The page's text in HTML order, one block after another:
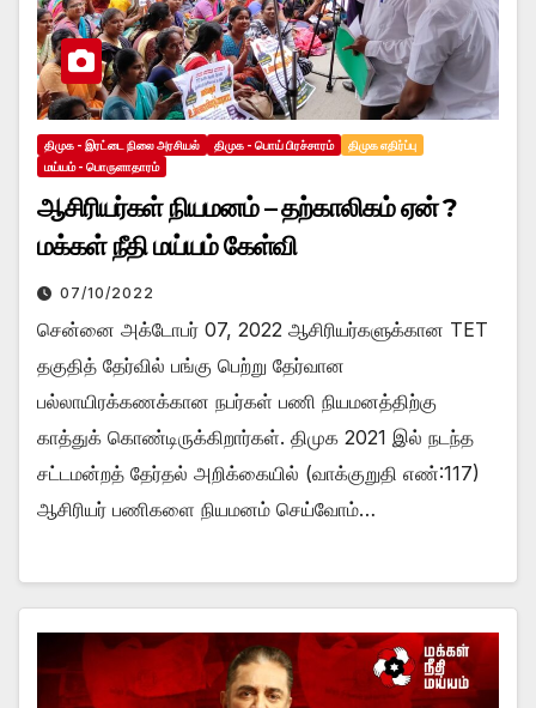
திமுக - இரட்டை நிலை அரசியல் திமுக - பொய் பிரச்சாரம்
திமுக எதிர்ப்பு
மய்யம் - பொருளாதாரம்
ஆசிரியர்கள் நியமனம் – தற்காலிகம் ஏன் ?
மக்கள் நீதி மய்யம் கேள்வி
07/10/2022
சென்னை அக்டோபர் 07, 2022 ஆசிரியர்களுக்கான TET
தகுதித் தேர்வில் பங்கு பெற்று தேர்வான
பல்லாயிரக்கணக்கான நபர்கள் பணி நியமனத்திற்கு
காத்துக் கொண்டிருக்கிறார்கள். திமுக 2021 இல் நடந்த
சட்டமன்றத் தேர்தல் அறிக்கையில் (வாக்குறுதி எண்:117)
ஆசிரியர் பணிகளை நியமனம் செய்வோம்…